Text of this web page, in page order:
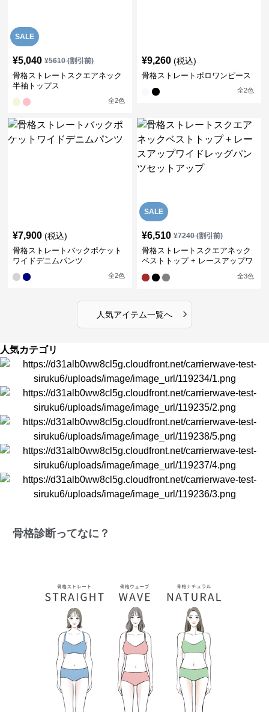
SALE
¥5,040 ¥5610(割引前)
骨格ストレートスクエアネック
半袖トップス
全2色
¥9,260 (税込)
骨格ストレートポロワンピース
全2色
¥7,900 (税込)
骨格ストレートバックポケット
ワイドデニムパンツ
全2色
SALE
¥6,510 ¥7240(割引前)
骨格ストレートスクエアネック
ベストトップ + レースアップワ
イドレッグパンツセットアップ
全3色
人気アイテム一覧へ ›
人気カテゴリ
骨格診断ってなに？